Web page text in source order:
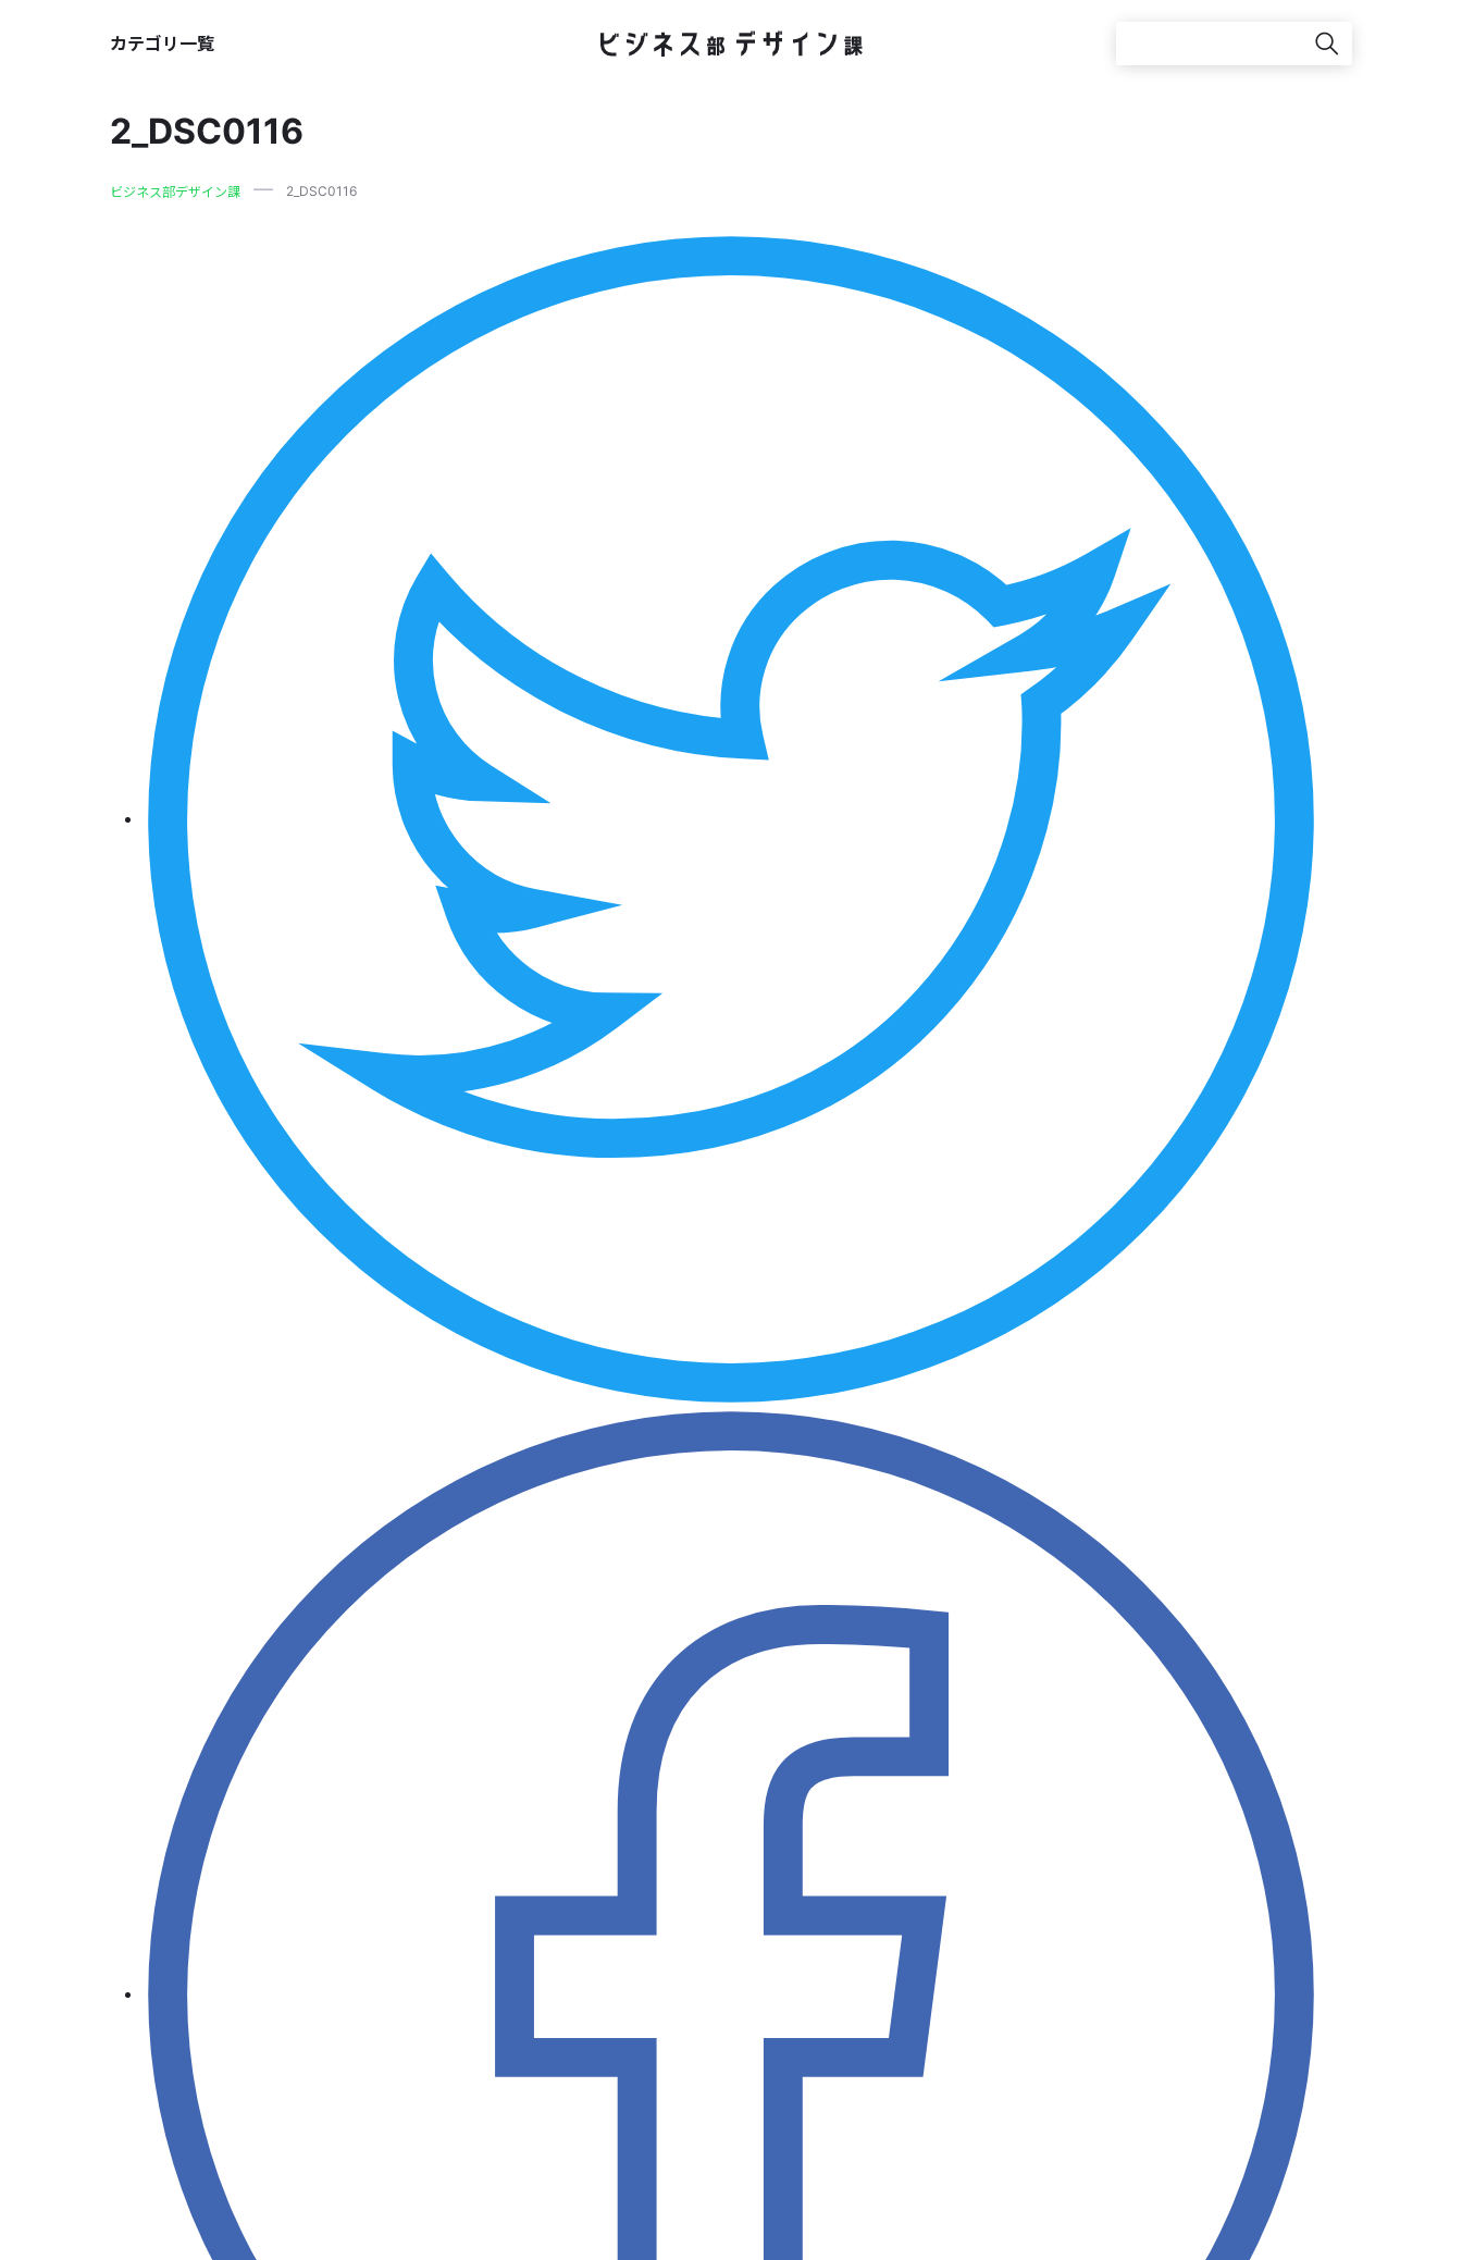
カテゴリ一覧
2_DSC0116
ビジネス部デザイン課 2_DSC0116